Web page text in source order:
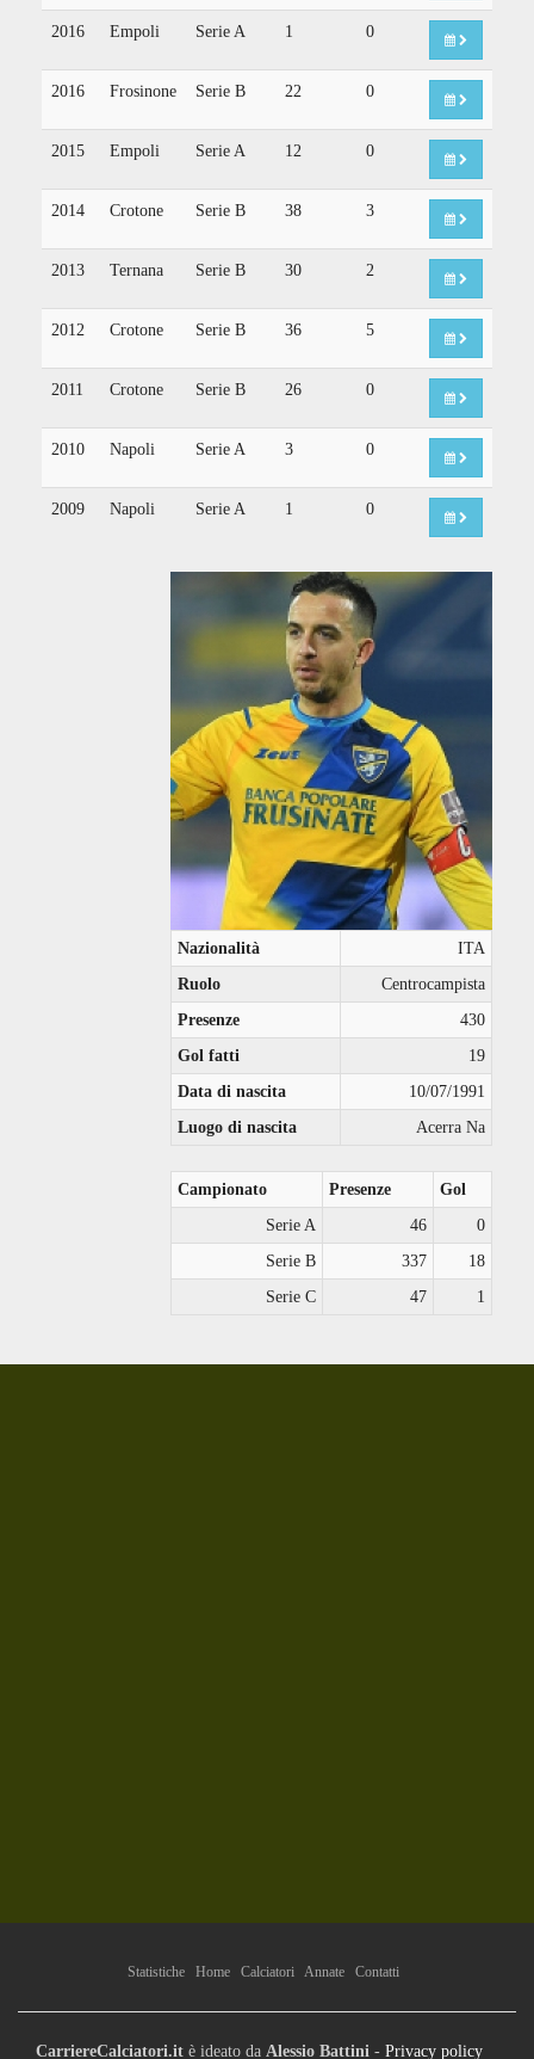
2016 Empoli Serie A 1 0
2016 Frosinone Serie B 22 0
2015 Empoli Serie A 12 0
2014 Crotone Serie B 38 3
2013 Ternana Serie B 30 2
2012 Crotone Serie B 36 5
2011 Crotone Serie B 26 0
2010 Napoli Serie A 3 0
2009 Napoli Serie A 1 0
Nazionalità
ITA
Ruolo
Centrocampista
Presenze
430
Gol fatti
19
Data di nascita
10/07/1991
Luogo di nascita
Acerra Na
Campionato Presenze
Gol
Serie A
46
0
Serie B
337
18
Serie C
47 1
Statistiche Home Calciatori Annate Contatti
CarriereCalciatori.it è ideato da Alessio Battini - Privacy policy